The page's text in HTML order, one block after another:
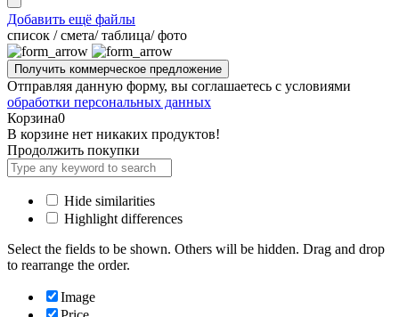
Добавить ещё файлы
cписок / смета/ таблица/ фото
Отправляя данную форму, вы соглашаетесь с условиями
обработки персональных данных
Корзина0
В корзине нет никаких продуктов!
Продолжить покупки
Hide similarities
Highlight differences
Select the fields to be shown. Others will be hidden. Drag and drop
to rearrange the order.
Image